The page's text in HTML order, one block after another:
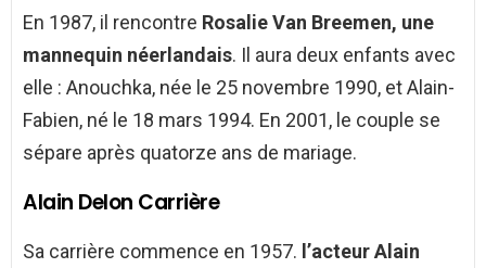
En 1987, il rencontre Rosalie Van Breemen, une
mannequin néerlandais. Il aura deux enfants avec
elle : Anouchka, née le 25 novembre 1990, et Alain-
Fabien, né le 18 mars 1994. En 2001, le couple se
sépare après quatorze ans de mariage.
Alain Delon Carrière
Sa carrière commence en 1957. l’acteur Alain